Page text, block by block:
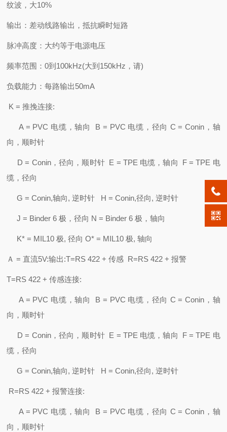
纹波，大10%
输出：差动线路输出，抵抗瞬时短路
脉冲高度：大约等于电源电压
频率范围：0到100kHz(大到150kHz，请)
负载能力：每路输出50mA
K = 推挽连接:
A = PVC 电缆，轴向 B = PVC 电缆，径向 C = Conin，轴
向，顺时针
D = Conin，径向，顺时针 E = TPE 电缆，轴向 F = TPE 电
缆，径向
G = Conin,轴向, 逆时针 H = Conin,径向, 逆时针
J = Binder 6 极，径向 N = Binder 6 极，轴向
K* = MIL10 极, 径向 O* = MIL10 极, 轴向
Ａ = 直流5V:输出:T=RS 422 + 传感 R=RS 422 + 报警
T=RS 422 + 传感连接:
A = PVC 电缆，轴向 B = PVC 电缆，径向 C = Conin，轴
向，顺时针
D = Conin，径向，顺时针 E = TPE 电缆，轴向 F = TPE 电
缆，径向
G = Conin,轴向, 逆时针 H = Conin,径向, 逆时针
R=RS 422 + 报警连接:
A = PVC 电缆，轴向 B = PVC 电缆，径向 C = Conin，轴
向，顺时针